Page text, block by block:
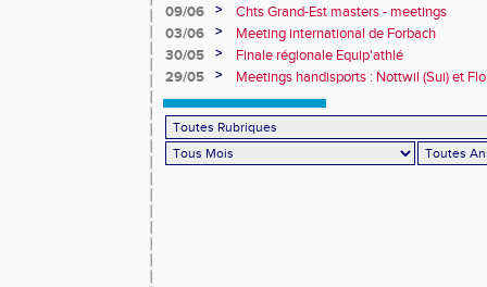
09/06
>
Chts Grand-Est masters - meetings
03/06
>
Meeting international de Forbach
30/05
>
Finale régionale Equip'athlé
29/05
> Meetings handisports : Nottwil (Sui) et